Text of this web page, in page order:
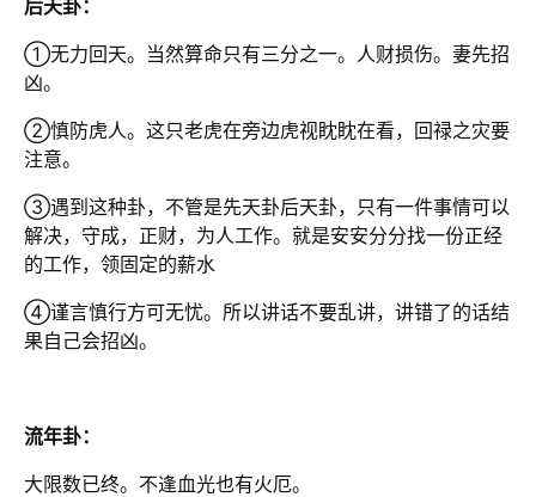
后天卦：
①无力回天。当然算命只有三分之一。人财损伤。妻先招
凶。
②慎防虎人。这只老虎在旁边虎视眈眈在看，回禄之灾要
注意。
③遇到这种卦，不管是先天卦后天卦，只有一件事情可以
解决，守成，正财，为人工作。就是安安分分找一份正经
的工作，领固定的薪水
④谨言慎行方可无忧。所以讲话不要乱讲，讲错了的话结
果自己会招凶。
流年卦：
大限数已终。不逢血光也有火厄。